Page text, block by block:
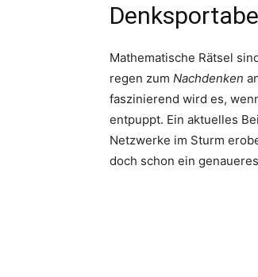
Mathematische Rätsel
regen zum Nachdenken
faszinierend wird es,
entpuppt. Ein aktuelles
Netzwerke im Sturm
doch schon ein